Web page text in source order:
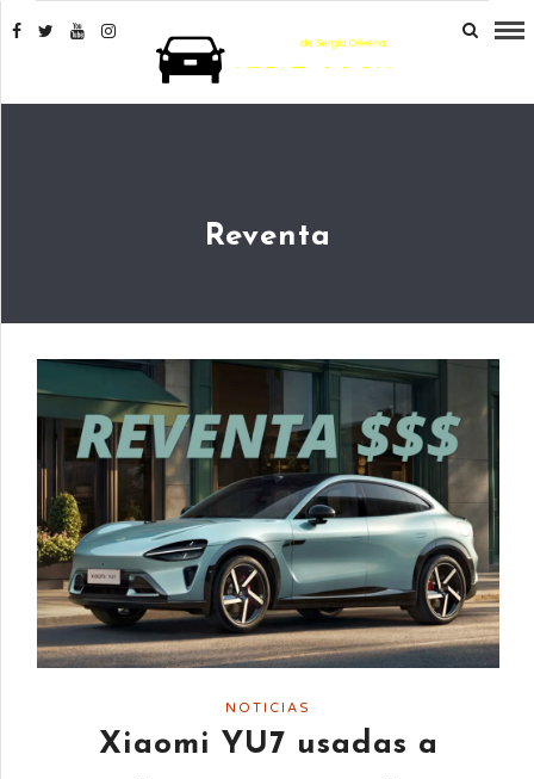
Reventa
NOTICIAS
Xiaomi YU7 usadas a